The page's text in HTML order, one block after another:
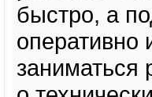
быстро, а
оперативно
заниматься